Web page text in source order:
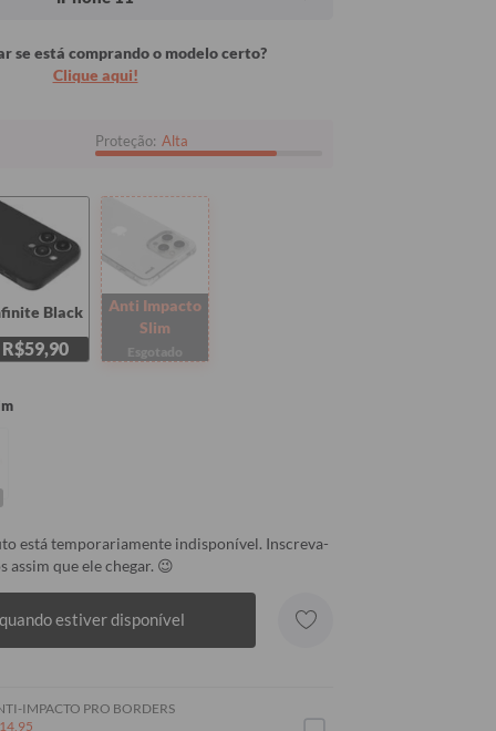
se está comprando o modelo certo?
Clique aqui!
Proteção: Alta
Black
R$59,90
Anti Impacto
Slim
está temporariamente indisponível. Inscreva-
assim que ele chegar. 😉
estiver disponível
IMPACTO PRO BORDERS